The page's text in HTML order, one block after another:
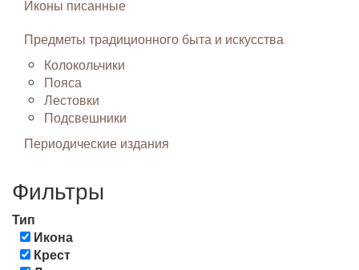
Иконы писанные
Предметы традиционного быта и искусства
Колокольчики
Пояса
Лестовки
Подсвешники
Периодические издания
Фильтры
Тип
Икона
Крест